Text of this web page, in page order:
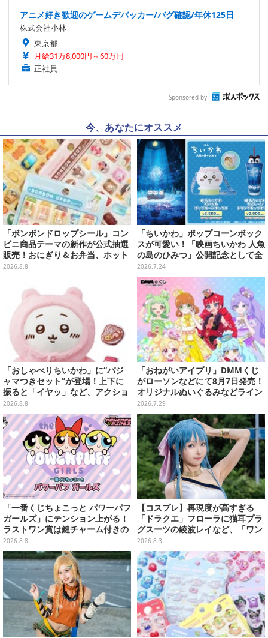
アニメ好き歓迎のゲームデバッカー/バグ確認/年休125日
株式会社小林
東京都
月給31万8,000円～60万円
正社員
Sponsored by
今、あなたにオススメ
「ボンボンドロップシール」コン
ビニ商品テーマの新作が公式抽選
販売！おにぎり＆お弁当、ホット
スナックなど4種セット
2026.8.8
「ちいかわ」ポップコーンボック
スが可愛い！「映画ちいかわ 人魚
の島のひみつ」公開記念として全
国劇場で販売、セイレーンドリン
クカップホルダーも
2026.7.24
「おしゃべりちいかわ」に“パジ
ャマつきセット”が登場！上下に
振ると「イヤッ」など、アクショ
ンに応じて喋ってくれる
2026.8.8
「おねがいアイプリ」DMMくじ
がローソンなどにて8月7日発売！
オリジナルぬいぐるみなどライン
ナップ、各等賞にスペシャルアイ
プリカードが付属
2026.7.29
「一番くじちょこっと パワーパフ
ガールズ」にテンション上がる！
ラストワン賞は鍵チャーム付きの
シール帳スペシャルセット
2026.8.8
【コスプレ】再現度が高すぎる
「ドラクエ」フローラに猫耳プラ
グスーツの綾波レイなど、「ワン
フェス」に集結した美女レイヤー
7選【写真33枚】
2026.8.3